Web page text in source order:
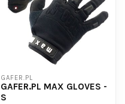
GAFER.PL
GAFER.PL MAX GLOVES -
S